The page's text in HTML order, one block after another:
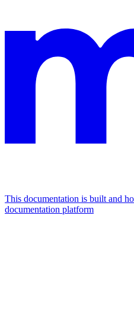
This documentation is built and
documentation platform